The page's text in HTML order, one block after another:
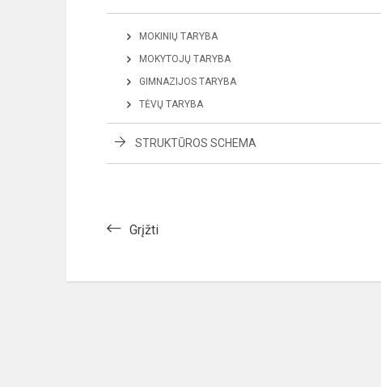
MOKINIŲ TARYBA
MOKYTOJŲ TARYBA
GIMNAZIJOS TARYBA
TĖVŲ TARYBA
STRUKTŪROS SCHEMA
Grįžti